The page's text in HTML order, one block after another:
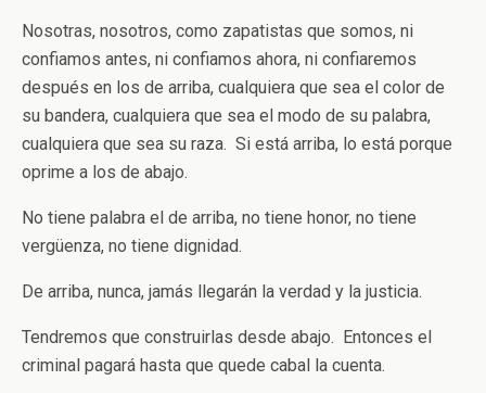
Nosotras, nosotros, como zapatistas que somos, ni
confiamos antes, ni confiamos ahora, ni confiaremos
después en los de arriba, cualquiera que sea el color de
su bandera, cualquiera que sea el modo de su palabra,
cualquiera que sea su raza. Si está arriba, lo está porque
oprime a los de abajo.
No tiene palabra el de arriba, no tiene honor, no tiene
vergüenza, no tiene dignidad.
De arriba, nunca, jamás llegarán la verdad y la justicia.
Tendremos que construirlas desde abajo. Entonces el
criminal pagará hasta que quede cabal la cuenta.